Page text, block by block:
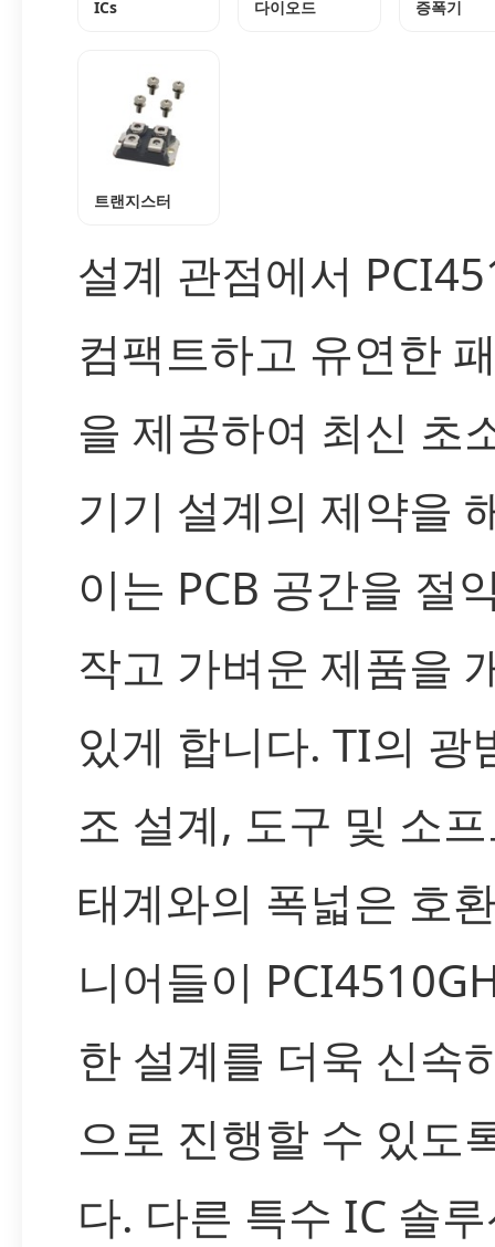
ICs 다이오드 증폭기
트랜지스터
설계 관점에서
컴팩트하고 유연한
을 제공하여 최신 초
기기 설계의 제약을
이는 PCB 공간을 절
작고 가벼운 제품을
있게 합니다. TI의 광
조 설계, 도구 및 소
태계와의 폭넓은 호
니어들이
한 설계를 더욱 신속
으로 진행할 수 있도
다. 다른 특수 IC 솔